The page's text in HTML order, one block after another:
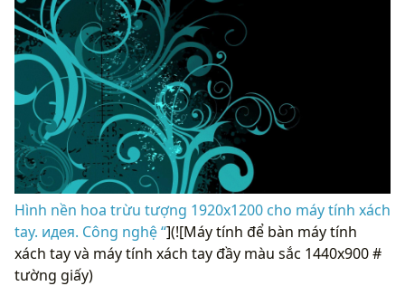
Hình nền hoa trừu tượng 1920x1200 cho máy tính xách
tay. идея. Công nghệ “](![Máy tính để bàn máy tính
xách tay và máy tính xách tay đầy màu sắc 1440x900 #
tường giấy)